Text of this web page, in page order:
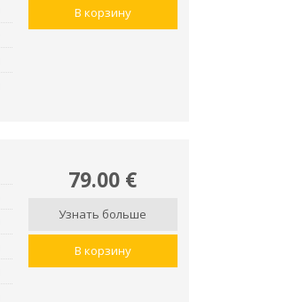
В корзину
79.00 €
Узнать больше
В корзину